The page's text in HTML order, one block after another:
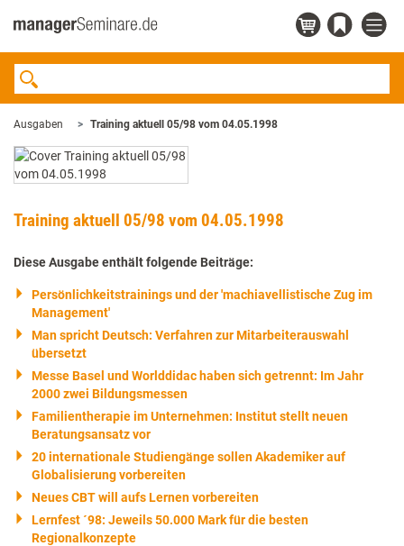
Ausgaben Training aktuell 05/98 vom 04.05.1998
Training aktuell 05/98 vom 04.05.1998
Diese Ausgabe enthält folgende Beiträge:
Persönlichkeitstrainings und der 'machiavellistische Zug im
Management'
Man spricht Deutsch: Verfahren zur Mitarbeiterauswahl
übersetzt
Messe Basel und Worlddidac haben sich getrennt: Im Jahr
2000 zwei Bildungsmessen
Familientherapie im Unternehmen: Institut stellt neuen
Beratungsansatz vor
20 internationale Studiengänge sollen Akademiker auf
Globalisierung vorbereiten
Neues CBT will aufs Lernen vorbereiten
Lernfest ´98: Jeweils 50.000 Mark für die besten
Regionalkonzepte